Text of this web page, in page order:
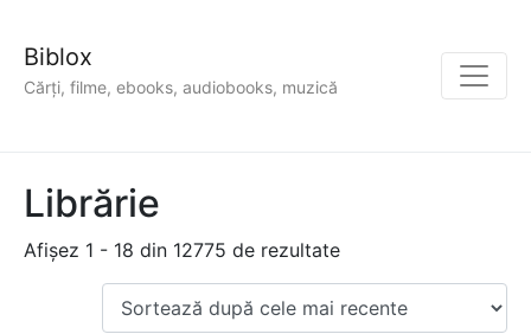
Biblox
Cărți, filme, ebooks, audiobooks, muzică
Librărie
Afișez 1 - 18 din 12775 de rezultate